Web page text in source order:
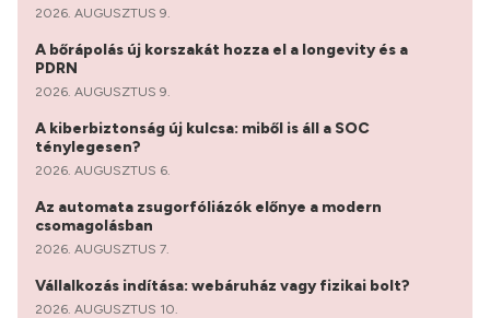
2026. AUGUSZTUS 9.
A bőrápolás új korszakát hozza el a longevity és a
PDRN
2026. AUGUSZTUS 9.
A kiberbiztonság új kulcsa: miből is áll a SOC
ténylegesen?
2026. AUGUSZTUS 6.
Az automata zsugorfóliázók előnye a modern
csomagolásban
2026. AUGUSZTUS 7.
Vállalkozás indítása: webáruház vagy fizikai bolt?
2026. AUGUSZTUS 10.